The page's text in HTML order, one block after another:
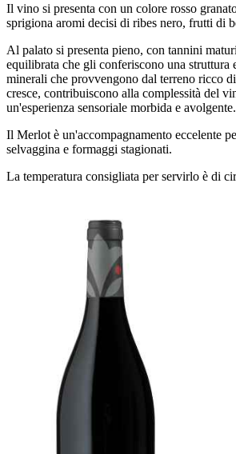
Il vino si presenta con un colore rosso
sprigiona aromi decisi di ribes nero, frutti di
Al palato si presenta pieno, con tannini
equilibrata che gli conferiscono una struttura
minerali che provvengono dal terreno ricco
cresce, contribuiscono alla complessità del
un'esperienza sensoriale morbida e avolgente.
Il Merlot è un'accompagnamento eccelente
selvaggina e formaggi stagionati.
La temperatura consigliata per servirlo è di